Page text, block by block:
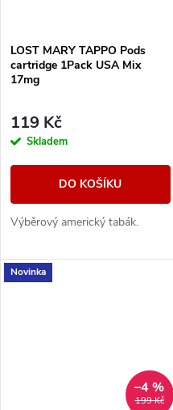
LOST MARY TAPPO Pods
cartridge 1Pack USA Mix
17mg
119 Kč
Skladem
DO KOŠÍKU
Výběrový americký tabák.
Novinka
199 Kč
–4 %